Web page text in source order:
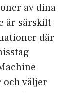
av dina
är särskilt
där
och väljer